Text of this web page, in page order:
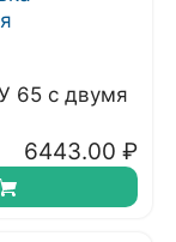
65 с двумя
6443.00 ₽